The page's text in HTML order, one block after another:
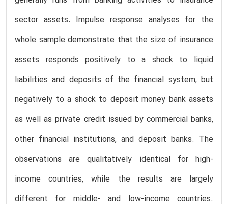
sector assets. Impulse response analyses for the
whole sample demonstrate that the size of insurance
assets responds positively to a shock to liquid
liabilities and deposits of the financial system, but
negatively to a shock to deposit money bank assets
as well as private credit issued by commercial banks,
other financial institutions, and deposit banks. The
observations are qualitatively identical for high-
income countries, while the results are largely
different for middle- and low-income countries.